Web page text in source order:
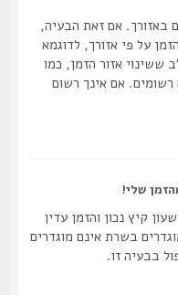
אם זאת הבעיה,
פי אזורך, לדוגמא
אזור הזמן, כמו
אם אינך רשום
שלי!
נכון והזמן עדין
בשרת אינם מוגדרים
זו.